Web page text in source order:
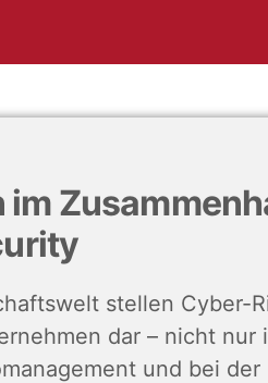
stellen Cyber-
dar – nicht nur
und bei der